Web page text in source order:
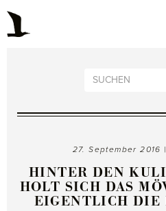
27. September 2016
HINTER DEN
HOLT SICH DAS
EIGENTLICH DIE